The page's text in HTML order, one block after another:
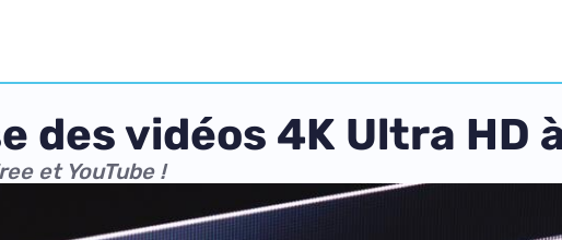
des vidéos 4K Ultra HD
et YouTube !